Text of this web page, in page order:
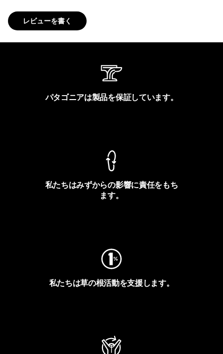
レビューを書く
パタゴニアは製品を保証しています。
私たちはみずからの影響に責任をもち
ます。
私たちは草の根活動を支援します。